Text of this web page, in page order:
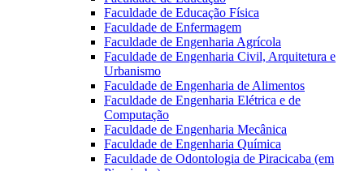
Faculdade de Educação Física
Faculdade de Enfermagem
Faculdade de Engenharia Agrícola
Faculdade de Engenharia Civil, Arquitetura e
Urbanismo
Faculdade de Engenharia de Alimentos
Faculdade de Engenharia Elétrica e de
Computação
Faculdade de Engenharia Mecânica
Faculdade de Engenharia Química
Faculdade de Odontologia de Piracicaba (em